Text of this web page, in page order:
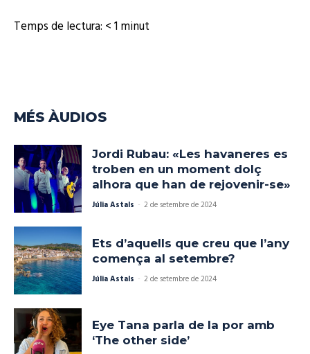
Temps de lectura: < 1minut
MÉS ÀUDIOS
Jordi Rubau: «Les havaneres es
troben en un moment dolç
alhora que han de rejovenir-se»
Júlia Astals - 2 de setembre de 2024
Ets d’aquells que creu que l’any
comença al setembre?
Júlia Astals - 2 de setembre de 2024
Eye Tana parla de la por amb
‘The other side’